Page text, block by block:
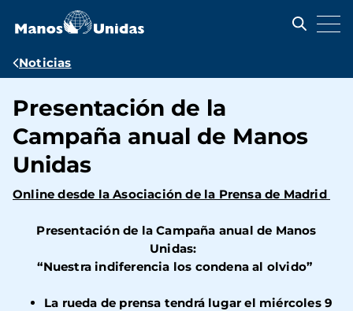
contenido
Ruta
navegación
Noticias
Presentación de la
Campaña anual de Manos
Unidas
Online desde la Asociación de la Prensa de Madrid
Presentación de la Campaña anual de Manos
Unidas:
“Nuestra indiferencia los condena al olvido”
La rueda de prensa tendrá lugar el miércoles 9